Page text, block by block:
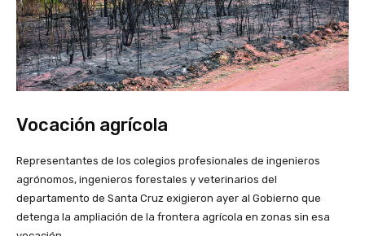
Vocación agrícola
Representantes de los colegios profesionales de ingenieros
agrónomos, ingenieros forestales y veterinarios del
departamento de Santa Cruz exigieron ayer al Gobierno que
detenga la ampliación de la frontera agrícola en zonas sin esa